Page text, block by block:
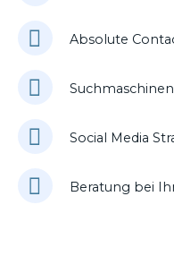
Absolute
Social Media
Beratung bei